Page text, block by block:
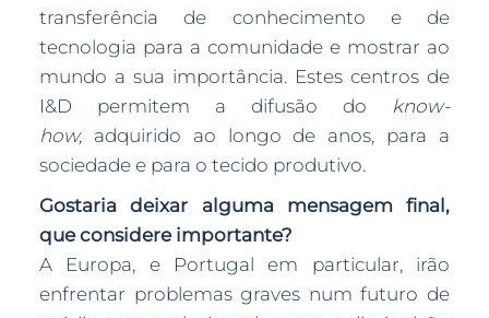
transferência de conhecimento e de
tecnologia para a comunidade e mostrar ao
mundo a sua importância. Estes centros de
I&D permitem a difusão do know-
how, adquirido ao longo de anos, para a
sociedade e para o tecido produtivo.
Gostaria deixar alguma mensagem final,
que considere importante?
A Europa, e Portugal em particular, irão
enfrentar problemas graves num futuro de